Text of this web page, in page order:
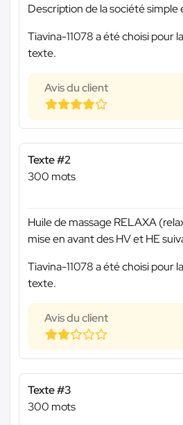
Description de la société simple
Tiavina-11078 a été choisi pour
texte.
Avis du client
Texte #2
300 mots
Huile de massage RELAXA
mise en avant des HV et HE
Tiavina-11078 a été choisi pour
texte.
Avis du client
Texte #3
300 mots